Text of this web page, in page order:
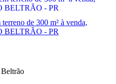
de 300 m² à venda,
BELTRÃO - PR